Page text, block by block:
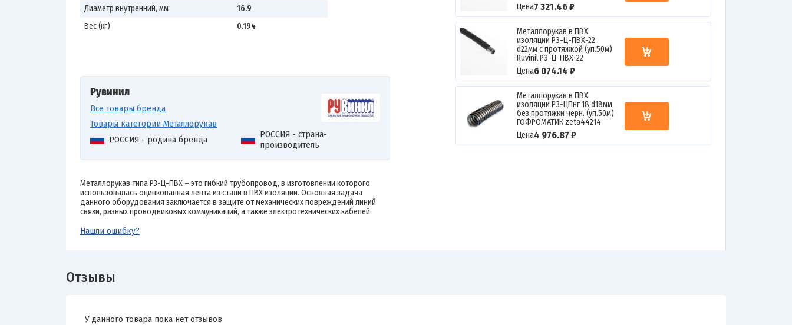
Диаметр внутренний, мм
16.9
Вес (кг)
0.194
Рувинил
Все товары бренда
Товары категории Металлорукав
РОССИЯ - родина бренда
РОССИЯ - страна-
производитель
Металлорукав типа РЗ-Ц-ПВХ – это гибкий трубопровод, в изготовлении которого
использовалась оцинкованная лента из стали в ПВХ изоляции. Основная задача
данного оборудования заключается в защите от механических повреждений линий
связи, разных проводниковых коммуникаций, а также электротехнических кабелей.
Цена7 321.46 ₽
Металлорукав в ПВХ
изоляции Р3-Ц-ПВХ-22
d22мм с протяжкой (уп.50м)
Ruvinil Р3-Ц-ПВХ-22
Цена6 074.14 ₽
Металлорукав в ПВХ
изоляции Р3-ЦПнг 18 d18мм
без протяжки черн. (уп.50м)
ГОФРОМАТИК zeta44214
Цена4 976.87 ₽
Нашли ошибку?
Отзывы
У данного товара пока нет отзывов